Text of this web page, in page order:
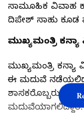
ಸಾಮೂಹಿಕ ವಿವಾಹ
ದಿಪೇಶ್‌ ಸಾಹು ಕೂಡ
ಮುಖ್ಯಮಂತ್ರಿ
ಮುಖ್ಯಮಂತ್ರಿ
ಈ ಮದುವೆ
ಶಾಸಕರೊಬ್ಬರು
ಮದುವೆಯಾಗಲಿದ್ದಾರೆ.